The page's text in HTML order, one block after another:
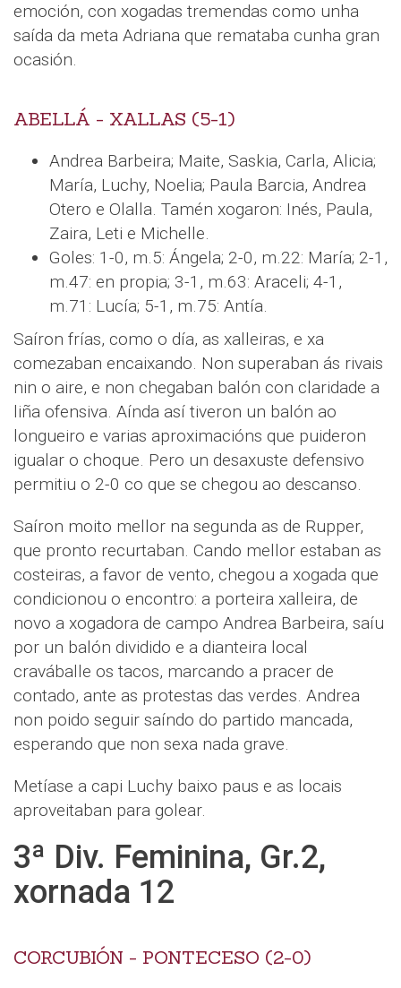
emoción, con xogadas tremendas como unha
saída da meta Adriana que remataba cunha gran
ocasión.
ABELLÁ - XALLAS (5-1)
Andrea Barbeira; Maite, Saskia, Carla, Alicia;
María, Luchy, Noelia; Paula Barcia, Andrea
Otero e Olalla. Tamén xogaron: Inés, Paula,
Zaira, Leti e Michelle.
Goles: 1-0, m.5: Ángela; 2-0, m.22: María; 2-1,
m.47: en propia; 3-1, m.63: Araceli; 4-1,
m.71: Lucía; 5-1, m.75: Antía.
Saíron frías, como o día, as xalleiras, e xa
comezaban encaixando. Non superaban ás rivais
nin o aire, e non chegaban balón con claridade a
liña ofensiva. Aínda así tiveron un balón ao
longueiro e varias aproximacións que puideron
igualar o choque. Pero un desaxuste defensivo
permitiu o 2-0 co que se chegou ao descanso.
Saíron moito mellor na segunda as de Rupper,
que pronto recurtaban. Cando mellor estaban as
costeiras, a favor de vento, chegou a xogada que
condicionou o encontro: a porteira xalleira, de
novo a xogadora de campo Andrea Barbeira, saíu
por un balón dividido e a dianteira local
craváballe os tacos, marcando a pracer de
contado, ante as protestas das verdes. Andrea
non poido seguir saíndo do partido mancada,
esperando que non sexa nada grave.
Metíase a capi Luchy baixo paus e as locais
aproveitaban para golear.
3ª Div. Feminina, Gr.2,
xornada 12
CORCUBIÓN - PONTECESO (2-0)